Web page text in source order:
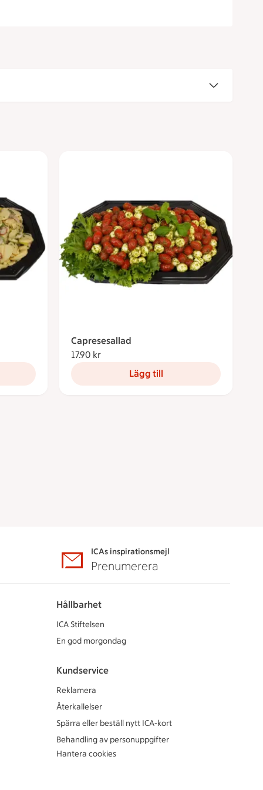
Capresesallad
17.90 kr
Lägg till
ICAs inspirationsmejl
Prenumerera
Hållbarhet
ICA Stiftelsen
En god morgondag
Kundservice
Reklamera
Återkallelser
Spärra eller beställ nytt ICA-kort
Behandling av personuppgifter
Hantera cookies